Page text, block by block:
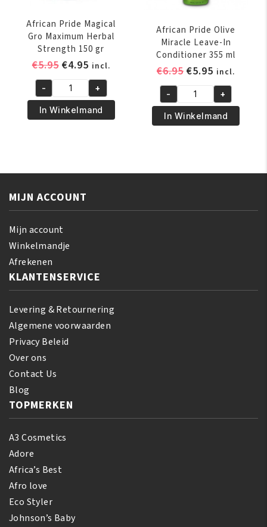
African Pride Magical
Gro Maximum Herbal
Strength 150 gr
€5.95 Oorspronkelijke
was:
€5.95.
€4.95Huidige
prijs
is:
€4.95.
incl.
African
Pride
Magical
150
gr
- +
In Winkelmand
African Pride Olive
Miracle Leave-In
Conditioner 355 ml
€6.95
was:
€6.95.
€5.95 Huidige
prijs
is:
€5.95.
incl.
African
Pride
Olive
In
ml
- +
In Winkelmand
MIJN ACCOUNT
Mijn account
Winkelmandje
Afrekenen
KLANTENSERVICE
Levering & Retournering
Algemene voorwaarden
Privacy Beleid
Over ons
Contact Us
Blog
TOPMERKEN
A3 Cosmetics
Adore
Africa’s Best
Afro love
Eco Styler
Johnson’s Baby